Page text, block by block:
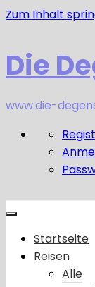
Zum Inhalt
Die
www.die-
Startseite
Reisen
Alle